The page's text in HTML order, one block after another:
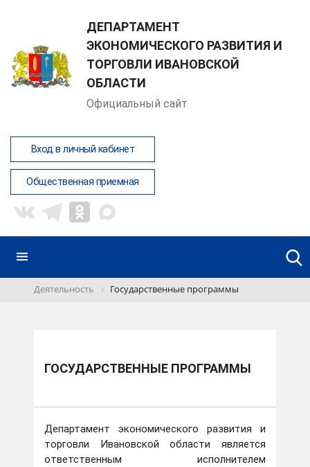
ДЕПАРТАМЕНТ
ЭКОНОМИЧЕСКОГО РАЗВИТИЯ И
ТОРГОВЛИ ИВАНОВСКОЙ
ОБЛАСТИ
Официальный сайт
Вход в личный кабинет
Общественная приемная
Деятельность Государственные программы
ГОСУДАРСТВЕННЫЕ ПРОГРАММЫ
Департамент экономического развития и
торговли Ивановской области является
ответственным исполнителем